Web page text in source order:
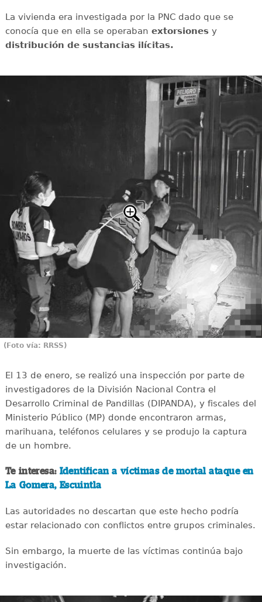
La vivienda era investigada por la PNC dado que se
conocía que en ella se operaban extorsionesy
distribución de sustancias ilícitas.
(Foto vía: RRSS)
El 13 de enero, se realizó una inspección por parte de
investigadores de la División Nacional Contra el
Desarrollo Criminal de Pandillas (DIPANDA), y fiscales del
Ministerio Público (MP) donde encontraron armas,
marihuana, teléfonos celulares y se produjo la captura
de un hombre.
Te interesa: Identifican a víctimas de mortal ataque en
La Gomera, Escuintla
Las autoridades no descartan que este hecho podría
estar relacionado con conflictos entre grupos criminales.
Sin embargo, la muerte de las víctimas continúa bajo
investigación.